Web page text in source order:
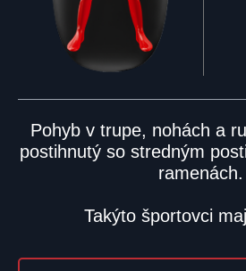
Pohyb v trupe, nohách a
postihnutý so stredným
ramenách.
Takýto športovci